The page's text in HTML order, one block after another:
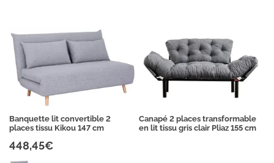
Banquette lit convertible 2
places tissu Kikou 147 cm
448,45€
Canapé 2 places transformable
en lit tissu gris clair Pliaz 155 cm